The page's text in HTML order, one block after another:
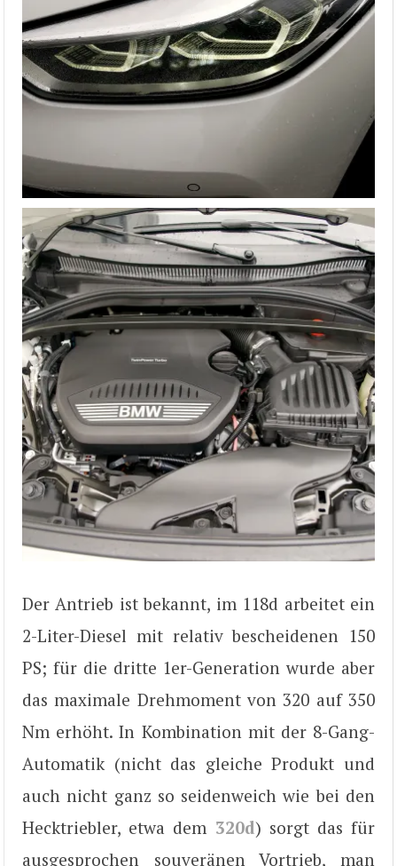
Der Antrieb ist bekannt, im 118d arbeitet ein
2-Liter-Diesel mit relativ bescheidenen 150
PS; für die dritte 1er-Generation wurde aber
das maximale Drehmoment von 320 auf 350
Nm erhöht. In Kombination mit der 8-Gang-
Automatik (nicht das gleiche Produkt und
auch nicht ganz so seidenweich wie bei den
Hecktriebler, etwa dem 320d) sorgt das für
ausgesprochen souveränen Vortrieb, man